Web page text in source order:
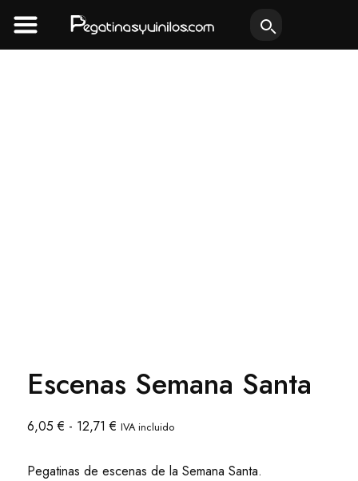
al
contenido
Escenas Semana Santa
6,05€ - 12,71€ Rango
precios:
IVA incluido
Pegatinas de escenas de la Semana Santa.